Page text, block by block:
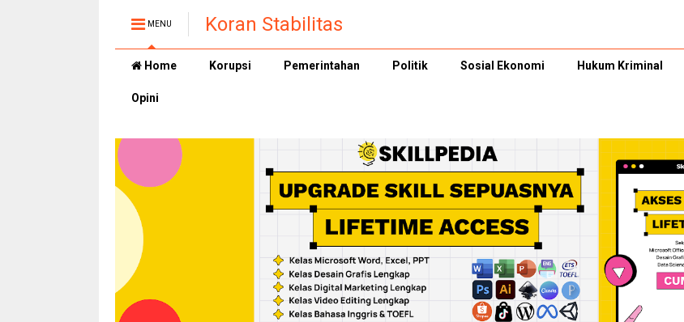
MENU Koran Stabilitas
Home Korupsi Pemerintahan Politik Sosial Ekonomi Hukum Kriminal
Opini